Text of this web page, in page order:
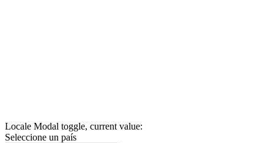
Locale Modal toggle, current value:
Seleccione un país